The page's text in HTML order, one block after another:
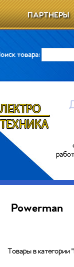
ПАРТНЕРЫ
товара:
Powerman
Товары в категории